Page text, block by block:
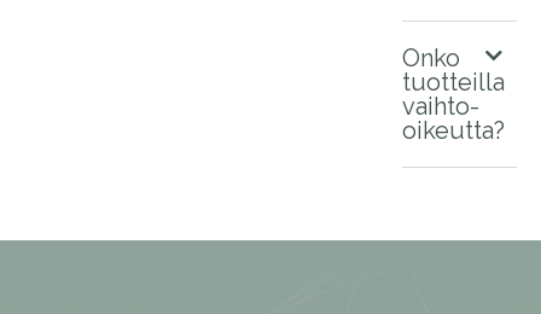
Onko
tuotteilla
vaihto-
oikeutta?